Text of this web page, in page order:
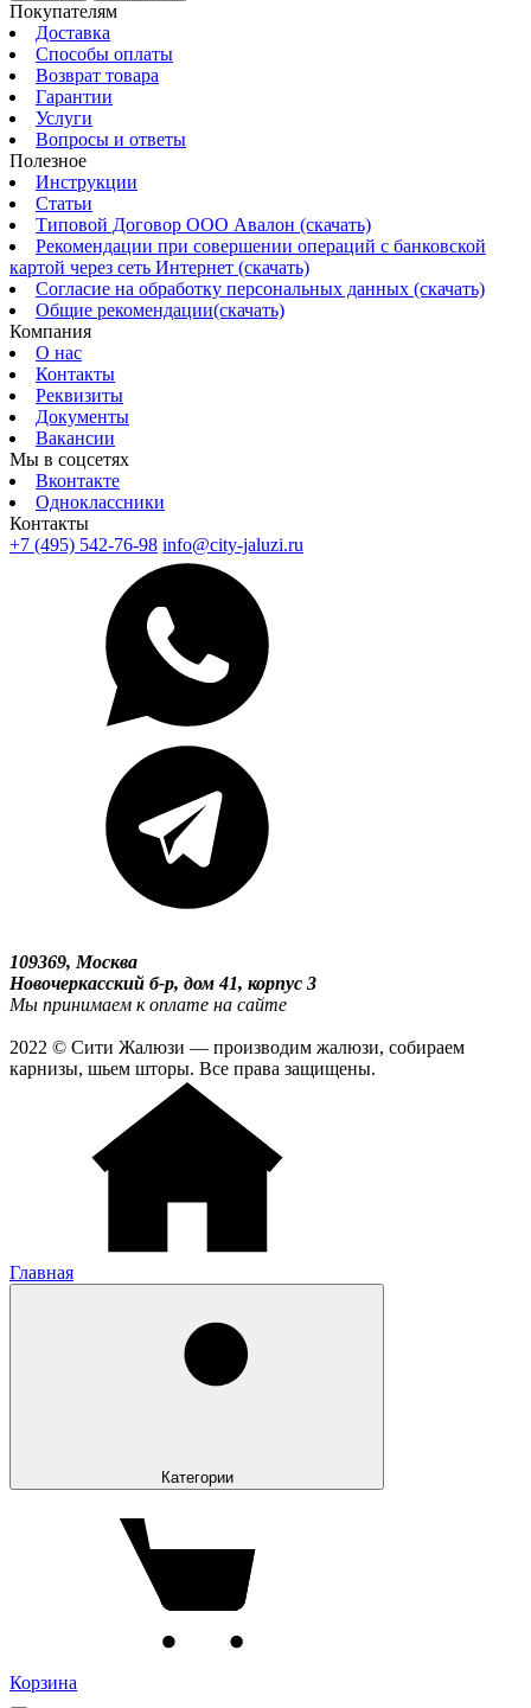
Покупателям
Доставка
Способы оплаты
Возврат товара
Гарантии
Услуги
Вопросы и ответы
Полезное
Инструкции
Статьи
Типовой Договор ООО Авалон (скачать)
Рекомендации при совершении операций с банковской
картой через сеть Интернет (скачать)
Согласие на обработку персональных данных (скачать)
Общие рекомендации(скачать)
Компания
О нас
Контакты
Реквизиты
Документы
Вакансии
Мы в соцсетях
Вконтакте
Одноклассники
Контакты
+7 (495) 542-76-98 info@city-jaluzi.ru
109369, Москва
Новочеркасский б-р, дом 41, корпус 3
Мы принимаем к оплате на сайте
2022 © Сити Жалюзи — производим жалюзи, собираем
карнизы, шьем шторы. Все права защищены.
Главная
Категории
Корзина